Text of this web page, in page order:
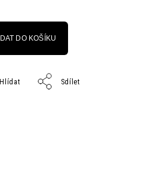
DO KOŠÍKU
Hlídat Sdílet